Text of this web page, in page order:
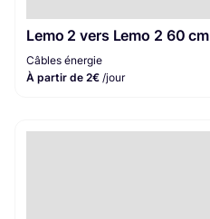
Lemo 2 vers Lemo 2 60 cm
Câbles énergie
À partir de 2€ /jour